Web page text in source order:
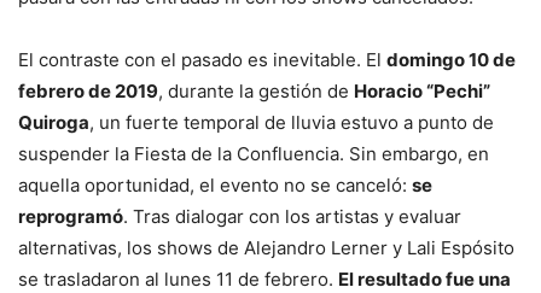
El contraste con el pasado es inevitable. El domingo 10 de
febrero de 2019, durante la gestión de Horacio “Pechi”
Quiroga, un fuerte temporal de lluvia estuvo a punto de
suspender la Fiesta de la Confluencia. Sin embargo, en
aquella oportunidad, el evento no se canceló: se
reprogramó. Tras dialogar con los artistas y evaluar
alternativas, los shows de Alejandro Lerner y Lali Espósito
se trasladaron al lunes 11 de febrero. El resultado fue una